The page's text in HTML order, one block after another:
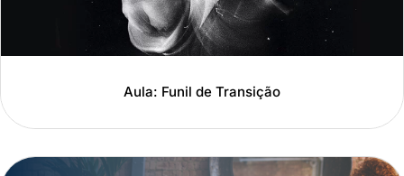
Aula: Funil de Transição